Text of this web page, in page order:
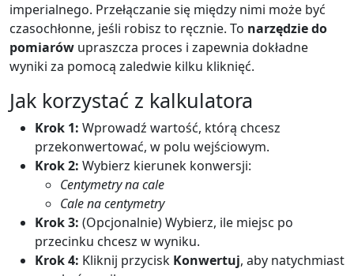
imperialnego. Przełączanie się między nimi może być
czasochłonne, jeśli robisz to ręcznie. To narzędzie do
pomiarów upraszcza proces i zapewnia dokładne
wyniki za pomocą zaledwie kilku kliknięć.
Jak korzystać z kalkulatora
Krok 1: Wprowadź wartość, którą chcesz
przekonwertować, w polu wejściowym.
Krok 2: Wybierz kierunek konwersji:
Centymetry na cale
Cale na centymetry
Krok 3: (Opcjonalnie) Wybierz, ile miejsc po
przecinku chcesz w wyniku.
Krok 4: Kliknij przycisk Konwertuj, aby natychmiast